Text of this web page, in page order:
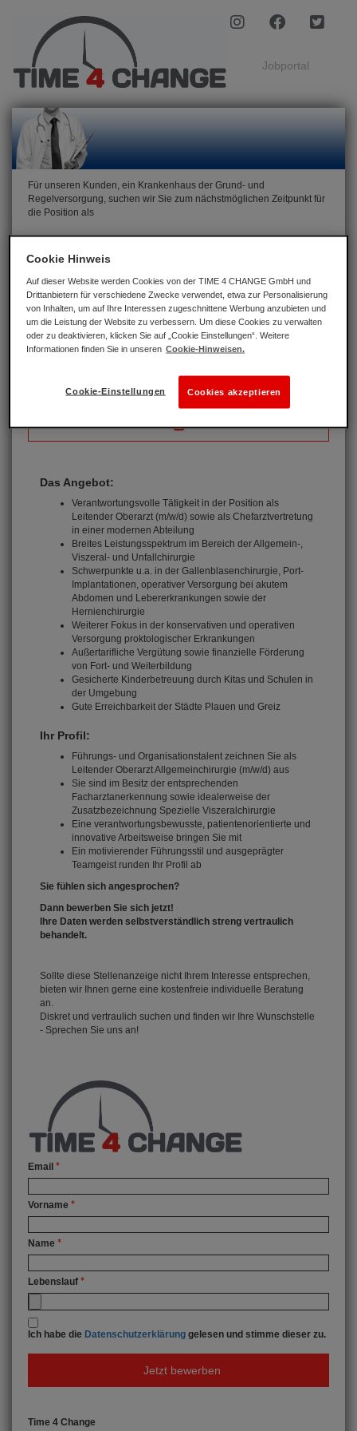
Jobportal
Für unseren Kunden, ein Krankenhaus der Grund- und
Regelversorgung, suchen wir Sie zum nächstmöglichen Zeitpunkt für
die Position als
Jetzt bewerben
Das Angebot:
Verantwortungsvolle Tätigkeit in der Position als
Leitender Oberarzt (m/w/d) sowie als Chefarztvertretung
in einer modernen Abteilung
Breites Leistungsspektrum im Bereich der Allgemein-,
Viszeral- und Unfallchirurgie
Schwerpunkte u.a. in der Gallenblasenchirurgie, Port-
Implantationen, operativer Versorgung bei akutem
Abdomen und Lebererkrankungen sowie der
Hernienchirurgie
Weiterer Fokus in der konservativen und operativen
Versorgung proktologischer Erkrankungen
Außertarifliche Vergütung sowie finanzielle Förderung
von Fort- und Weiterbildung
Gesicherte Kinderbetreuung durch Kitas und Schulen in
der Umgebung
Gute Erreichbarkeit der Städte Plauen und Greiz
Ihr Profil:
Führungs- und Organisationstalent zeichnen Sie als
Leitender Oberarzt Allgemeinchirurgie (m/w/d) aus
Sie sind im Besitz der entsprechenden
Facharztanerkennung sowie idealerweise der
Zusatzbezeichnung Spezielle Viszeralchirurgie
Eine verantwortungsbewusste, patientenorientierte und
innovative Arbeitsweise bringen Sie mit
Ein motivierender Führungsstil und ausgeprägter
Teamgeist runden Ihr Profil ab
Sie fühlen sich angesprochen?
Dann bewerben Sie sich jetzt!
Ihre Daten werden selbstverständlich streng vertraulich
behandelt.
Sollte diese Stellenanzeige nicht Ihrem Interesse entsprechen,
bieten wir Ihnen gerne eine kostenfreie individuelle Beratung
an.
Diskret und vertraulich suchen und finden wir Ihre Wunschstelle
- Sprechen Sie uns an!
Email
Vorname
Name
Lebenslauf
Ich habe die Datenschutzerklärung gelesen und stimme dieser zu.
Jetzt bewerben
Time 4 Change
Cookie Hinweis
Auf dieser Website werden Cookies von der TIME 4 CHANGE GmbH und
Drittanbietern für verschiedene Zwecke verwendet, etwa zur Personalisierung
von Inhalten, um auf Ihre Interessen zugeschnittene Werbung anzubieten und
um die Leistung der Website zu verbessern. Um diese Cookies zu verwalten
oder zu deaktivieren, klicken Sie auf „Cookie Einstellungen“. Weitere
Informationen finden Sie in unseren Cookie-Hinweisen.
Cookies akzeptieren
Cookie-Einstellungen